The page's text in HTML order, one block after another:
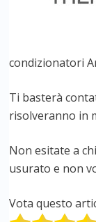
condizionatori
Ti basterà
risolveranno in
Non esitate a
usurato e non
Vota questo